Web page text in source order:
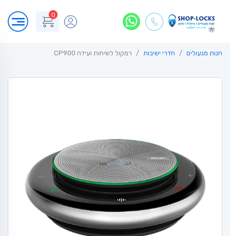
0
חנות מנעולים חדרי ישיבות רמקול לשיחות ועידה CP900